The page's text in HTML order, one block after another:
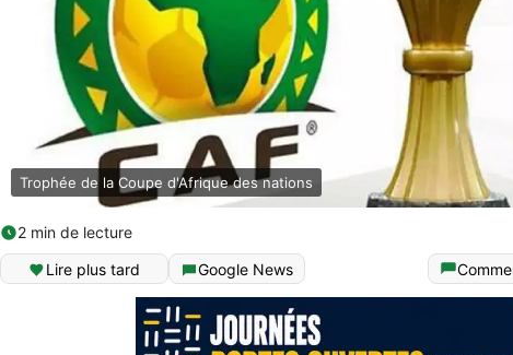
Trophée de la Coupe d'Afrique des nations
2 min de lecture
Lire plus tard
Google News